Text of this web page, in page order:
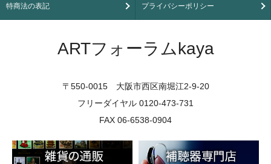
特商法の表記 プライバシーポリシー
ARTフォーラムkaya
〒550-0015 大阪市西区南堀江2-9-20
フリーダイヤル 0120-473-731
FAX 06-6538-0904